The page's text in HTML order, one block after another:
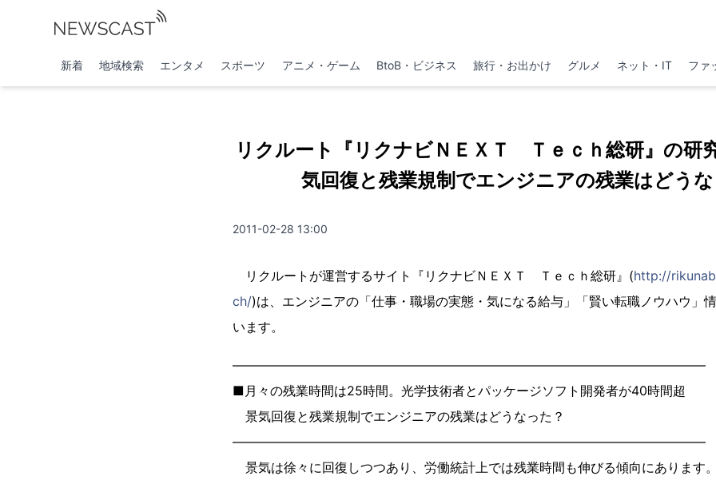
新着 地域検索 エンタメ スポーツ アニメ・ゲーム BtoB・ビジネス 旅行・お出かけ グルメ ネット・IT ファ
リクルート『リクナビＮＥＸＴ Ｔｅｃｈ総研』の研
気回復と残業規制でエンジニアの残業はどうな
2011-02-28 13:00
リクルートが運営するサイト『リクナビＮＥＸＴ Ｔｅｃｈ総研』(http://
ch/)は、エンジニアの「仕事・職場の実態・気になる給与」「賢い転職ノウハウ」
います。
―――――――――――――――――――――――――――――――――――――
■月々の残業時間は25時間。光学技術者とパッケージソフト開発者が40時間超
景気回復と残業規制でエンジニアの残業はどうなった？
―――――――――――――――――――――――――――――――――――――
景気は徐々に回復しつつあり、労働統計上では残業時間も伸びる傾向にあります